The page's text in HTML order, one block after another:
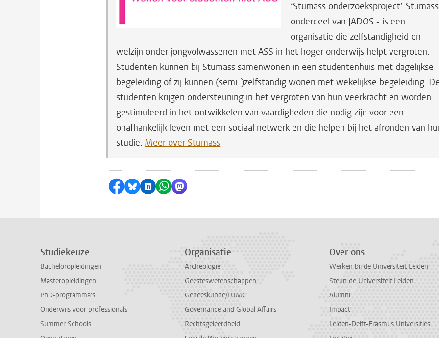
‘Stumass onderzoeksproject’.
onderdeel van JADOS - is een
organisatie die zelfstandigheid en
welzijn onder jongvolwassenen met ASS in het hoger onderwijs helpt vergroten.
Studenten kunnen bij Stumass samenwonen in een studentenhuis met dagelijkse
begeleiding of zij kunnen (semi-)zelfstandig wonen met wekelijkse begeleiding. De
studenten krijgen ondersteuning in het vergroten van hun veerkracht en worden
gestimuleerd in het ontwikkelen van vaardigheden die nodig zijn voor een
onafhankelijk leven met een sociaal netwerk en die helpen bij het afronden van
studie. Meer over Stumass
Delen op Facebook
Delen via Bluesky
Delen op LinkedIn
Delen via WhatsApp
Delen via Mastodon
Studiekeuze
Bacheloropleidingen
Masteropleidingen
PhD-programma's
Onderwijs voor professionals
Summer Schools
Organisatie
Archeologie
Geesteswetenschappen
Geneeskunde/LUMC
Governance and Global Affairs
Rechtsgeleerdheid
Over ons
Werken bij de Universiteit Leiden
Steun de Universiteit Leiden
Alumni
Impact
Leiden-Delft-Erasmus Universities